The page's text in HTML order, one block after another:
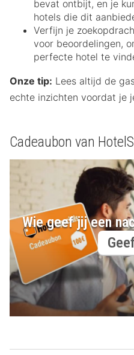
bevat ontbijt, en je
hotels die dit
Verfijn je
voor beoordelingen,
perfecte hotel te
Onze tip: Lees altijd de
echte inzichten voordat je
Cadeaubon van
Wie geef jij een